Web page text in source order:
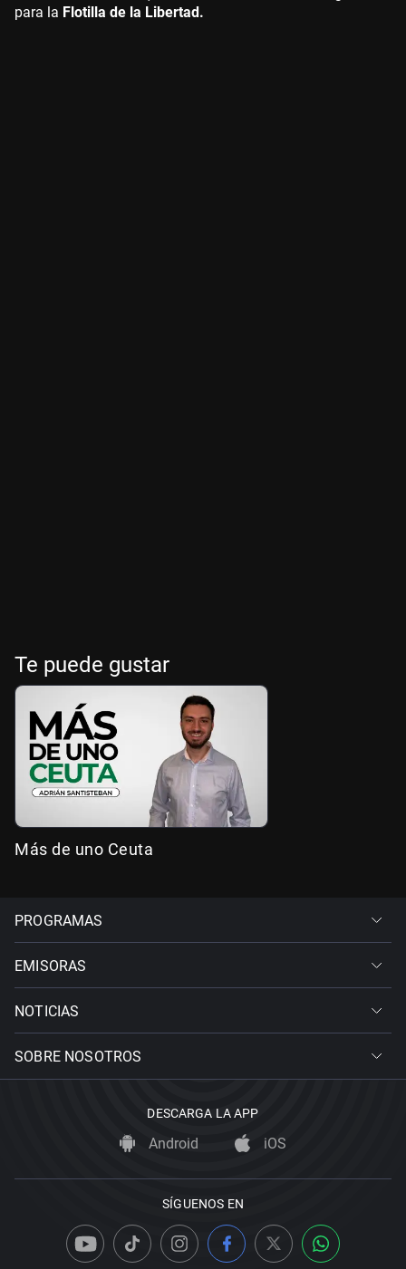
para la Flotilla de la Libertad.
Te puede gustar
Más de uno Ceuta
PROGRAMAS
EMISORAS
NOTICIAS
SOBRE NOSOTROS
DESCARGA LA APP
Android iOS
SÍGUENOS EN